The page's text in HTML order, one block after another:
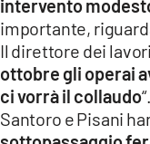
intervento
importante,
Il direttore dei
ottobre gli operai
ci vorrà il collaudo
Santoro e Pisani